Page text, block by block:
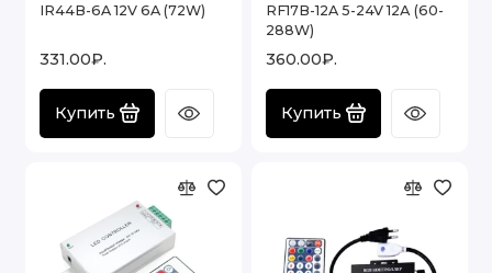
IR44B-6A 12V 6A (72W)
331.00₽.
Купить
RF17B-12A 5-24V 12А (60-
288W)
360.00₽.
Купить